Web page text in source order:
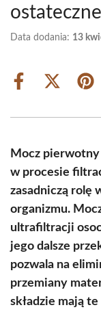
Data dodania: 13
Share
Share
(Twitter)
Mocz
w procesie
zasadniczą rolę
organizmu.
ultrafiltracji
jego dalsze
pozwala na
przemiany
składzie mają